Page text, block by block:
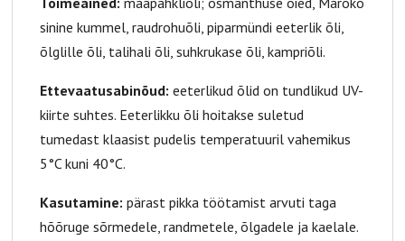
sinine kummel, raudrohuõli, piparmündi eeterlik õli,
õlglille õli, talihali õli, suhkrukase õli, kampriõli.
Ettevaatusabinõud: eeterlikud õlid on tundlikud UV-
kiirte suhtes. Eeterlikku õli hoitakse suletud
tumedast klaasist pudelis temperatuuril vahemikus
5°C kuni 40°C.
Kasutamine: pärast pikka töötamist arvuti taga
hõõruge sõrmedele, randmetele, õlgadele ja kaelale.